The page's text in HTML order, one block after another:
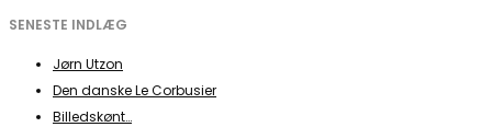
SENESTE INDLÆG
Jørn Utzon
Den danske Le Corbusier
Billedskønt…